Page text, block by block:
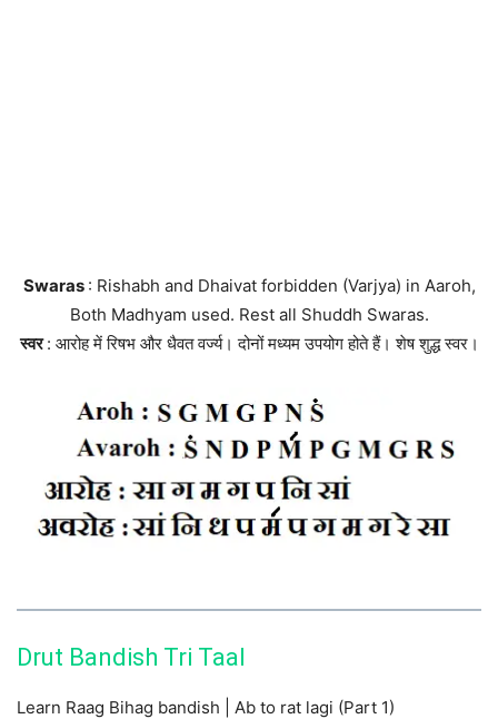
Swaras : Rishabh and Dhaivat forbidden (Varjya) in Aaroh,
Both Madhyam used. Rest all Shuddh Swaras.
स्वर: आरोह में रिषभ और धैवत वर्ज्य। दोनों मध्यम उपयोग होते हैं। शेष शुद्ध स्वर।
Drut Bandish Tri Taal
Learn Raag Bihag bandish | Ab to rat lagi (Part 1)